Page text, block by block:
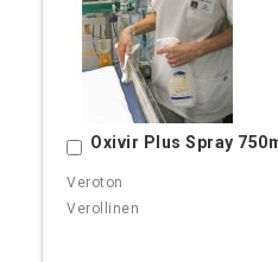
Oxivir Plus Spray
Ostoskoriin